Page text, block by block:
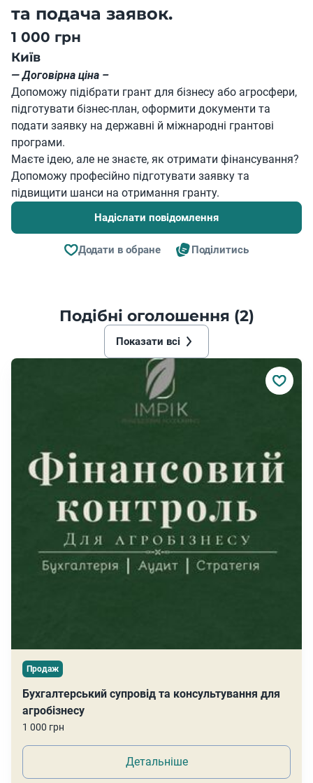
та подача заявок.
1 000 грн
Київ
— Договірна ціна –
Допоможу підібрати грант для бізнесу або агросфери,
підготувати бізнес-план, оформити документи та
подати заявку на державні й міжнародні грантові
програми.
Маєте ідею, але не знаєте, як отримати фінансування?
Допоможу професійно підготувати заявку та
підвищити шанси на отримання гранту.
Надіслати повідомлення
Додати в обране Поділитись
Подібні оголошення (2)
Показати всі
Продаж
Бухгалтерський супровід та консультування для
агробізнесу
1 000 грн
Детальніше